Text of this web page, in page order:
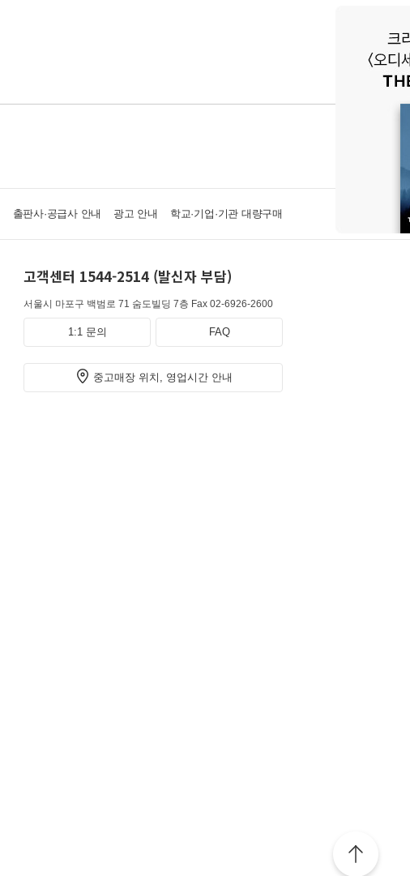
출판사·공급사 안내 광고 안내 학교·기업·기관 대량구매
고객센터 1544-2514 (발신자 부담)
서울시 마포구 백범로 71 숨도빌딩 7층 Fax 02-6926-2600
1:1 문의 FAQ
중고매장 위치, 영업시간 안내